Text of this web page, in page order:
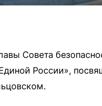
Совета
России»,